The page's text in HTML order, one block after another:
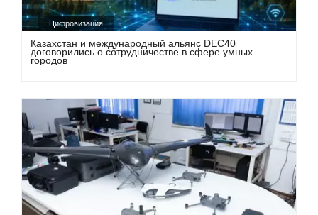
Цифровизация
Казахстан и международный альянс DEC40
договорились о сотрудничестве в сфере умных
городов